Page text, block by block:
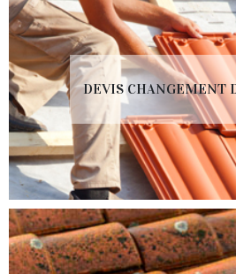
DEVIS CHANGEMENT